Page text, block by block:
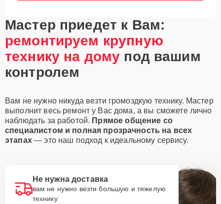
Мастер приедет к Вам:
ремонтируем крупную
технику на дому под вашим
контролем
Вам не нужно никуда везти громоздкую технику. Мастер
выполнит весь ремонт у Вас дома, а вы сможете лично
наблюдать за работой. Прямое общение со
специалистом и полная прозрачность на всех
этапах— это наш подход к идеальному сервису.
Не нужна доставка
вам не нужно везти большую и тяжелую
технику